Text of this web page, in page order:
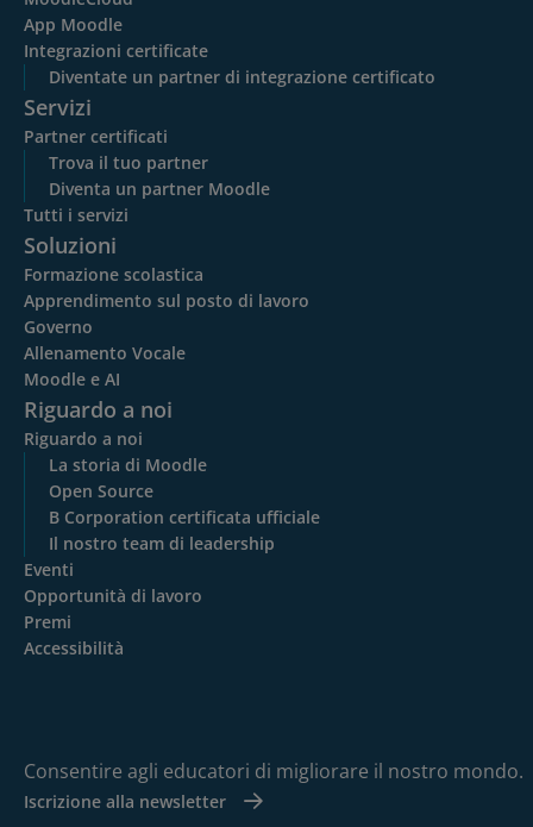
App Moodle
Integrazioni certificate
Diventate un partner di integrazione certificato
Servizi
Partner certificati
Trova il tuo partner
Diventa un partner Moodle
Tutti i servizi
Soluzioni
Formazione scolastica
Apprendimento sul posto di lavoro
Governo
Allenamento Vocale
Moodle e AI
Riguardo a noi
Riguardo a noi
La storia di Moodle
Open Source
B Corporation certificata ufficiale
Il nostro team di leadership
Eventi
Opportunità di lavoro
Premi
Accessibilità
Consentire agli educatori di migliorare il nostro mondo.
Iscrizione alla newsletter